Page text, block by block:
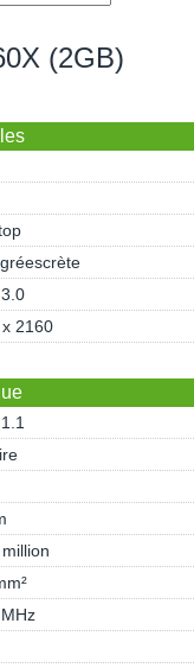
(2GB)
2160